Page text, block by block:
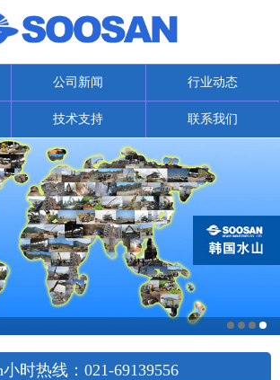
公司新闻 行业动态
技术支持 联系我们
小时热线：021-69139556